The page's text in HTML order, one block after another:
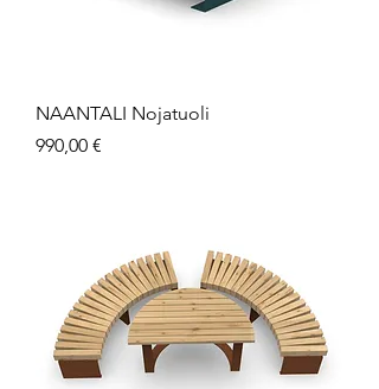
NAANTALI Nojatuoli
Hinta
990,00 €